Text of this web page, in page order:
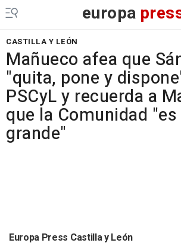
europa
CASTILLA Y LEÓN
Mañueco afea que
"quita, pone y
PSCyL y recuerda a
que la Comunidad
grande"
Europa Press Castilla y León